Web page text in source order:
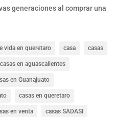
generaciones al comprar una
vida en queretaro casa casas
casas en aguascalientes
en Guanajuato
casas en queretaro
en venta casas SADASI